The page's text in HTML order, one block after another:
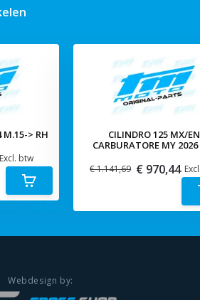
M.15-> RH
Excl. btw
CILINDRO 125 MX/EN
CARBURATORE MY 2026
€ 1.141,69 € 970,44